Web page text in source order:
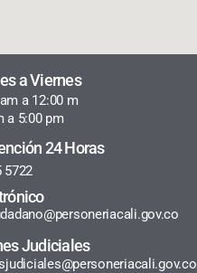
a Viernes
a 12:00 m
a 5:00 pm
24 Horas
5722
Judiciales